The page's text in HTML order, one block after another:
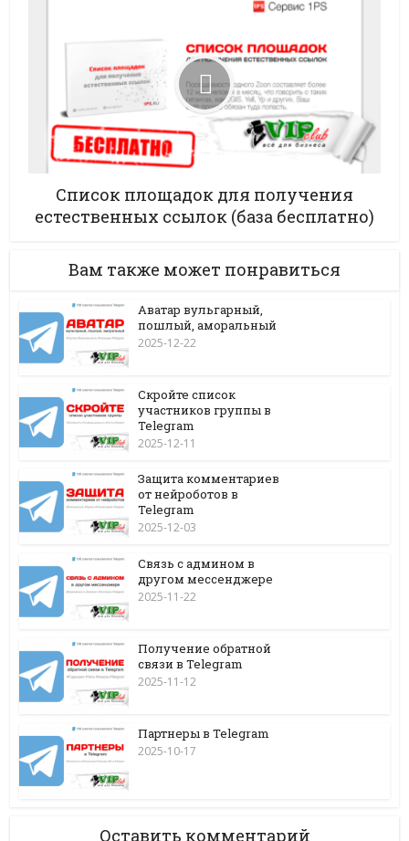
Список площадок для получения
естественных ссылок (база бесплатно)
Вам также может понравиться
Аватар вульгарный,
пошлый, аморальный
2025-12-22
Скройте список
участников группы в
Telegram
2025-12-11
Защита комментариев
от нейроботов в
Telegram
2025-12-03
Связь с админом в
другом мессенджере
2025-11-22
Получение обратной
связи в Telegram
2025-11-12
Партнеры в Telegram
2025-10-17
Оставить комментарий